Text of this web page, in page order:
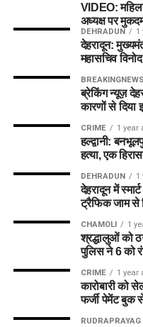
VIDEO:
अध्यक्ष पर
DEHRADUN 1
देहरादून:
महासचिव
BREAKINGNEWS
ब्रेकिंग न्यूज़
कारणों से दिया
CRIME 1 year
हल्द्वानी:
हत्या, एक
DEHRADUN 1
देहरादून में
ट्रैफिक जाम से
CHAMOLI 1
श्रद्धालुओं को
पुलिस ने 6 को
CRIME 1 year
कारोबारी को
फर्जी पेमेंट बुक
RUDRAPRAYAG